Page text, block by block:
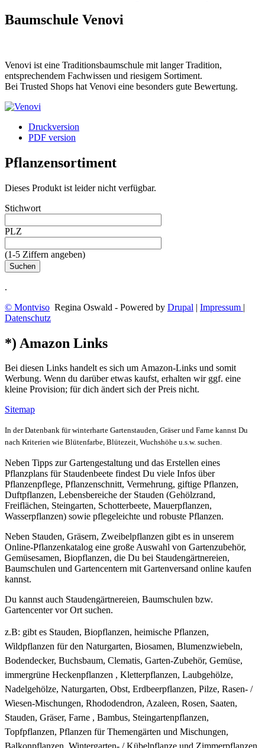
Baumschule Venovi
Venovi ist eine Traditionsbaumschule mit langer Tradition,
entsprechendem Fachwissen und riesigem Sortiment.
Bei Trusted Shops hat Venovi eine besonders gute Bewertung.
Druckversion
PDF version
Pflanzensortiment
Dieses Produkt ist leider nicht verfügbar.
Stichwort
PLZ
(1-5 Ziffern angeben)
.
© Montviso Regina Oswald - Powered by Drupal | Impressum |
Datenschutz
*) Amazon Links
Bei diesen Links handelt es sich um Amazon-Links und somit
Werbung. Wenn du darüber etwas kaufst, erhalten wir ggf. eine
kleine Provision; für dich ändert sich der Preis nicht.
Sitemap
In der Datenbank für winterharte Gartenstauden, Gräser und Farne kannst Du
nach Kriterien wie Blütenfarbe, Blütezeit, Wuchshöhe u.s.w. suchen.
Neben Tipps zur Gartengestaltung und das Erstellen eines
Pflanzplans für Staudenbeete findest Du viele Infos über
Pflanzenpflege, Pflanzenschnitt, Vermehrung, giftige Pflanzen,
Duftpflanzen, Lebensbereiche der Stauden (Gehölzrand,
Freiflächen, Steingarten, Schotterbeete, Mauerpflanzen,
Wasserpflanzen) sowie pflegeleichte und robuste Pflanzen.
Neben Stauden, Gräsern, Zweibelpflanzen gibt es in unserem
Online-Pflanzenkatalog eine große Auswahl von Gartenzubehör,
Gemüsesamen, Biopflanzen, die Du bei Staudengärtnereien,
Baumschulen und Gartencentern mit Gartenversand online kaufen
kannst.
Du kannst auch Staudengärtnereien, Baumschulen bzw.
Gartencenter vor Ort suchen.
z.B: gibt es Stauden, Biopflanzen, heimische Pflanzen,
Wildpflanzen für den Naturgarten, Biosamen, Blumenzwiebeln,
Bodendecker, Buchsbaum, Clematis, Garten-Zubehör, Gemüse,
immergrüne Heckenpflanzen , Kletterpflanzen, Laubgehölze,
Nadelgehölze, Naturgarten, Obst, Erdbeerpflanzen, Pilze, Rasen- /
Wiesen-Mischungen, Rhododendron, Azaleen, Rosen, Saaten,
Stauden, Gräser, Farne , Bambus, Steingartenpflanzen,
Topfpflanzen, Pflanzen für Themengärten und Mischungen,